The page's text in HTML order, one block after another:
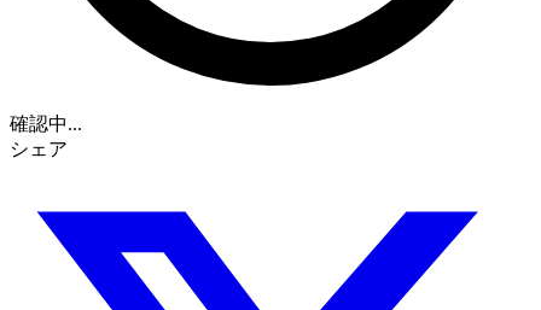
確認中...
シェア